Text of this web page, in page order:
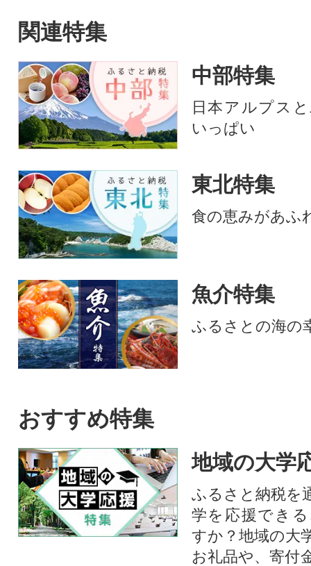
かず 弁当 サーモン 銀鮭切り身
ひきたてます。焼
すぐさま急速冷凍
さを逃すことなく
お手軽にご家庭で
ただけます。
関連特集
中部特集
日本アルプス
いっぱい
東北特集
食の恵みがあふ
魚介特集
ふるさとの海の
おすすめ特集
地域の大学
ふるさと納税を
学を応援でき
すか？地域の大
お礼品や、寄付